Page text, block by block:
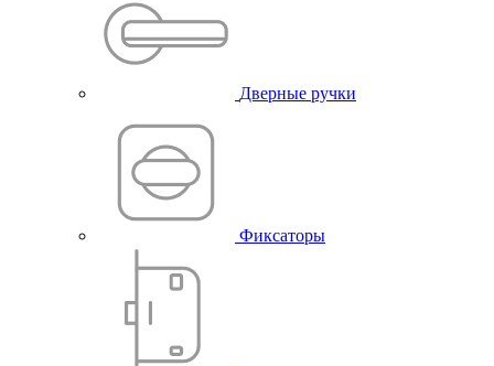
Дверные ручки
Фиксаторы